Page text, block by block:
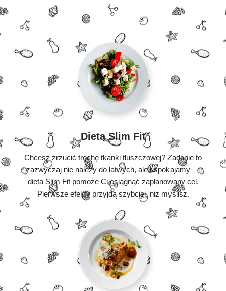
Dieta Slim Fit
Chcesz zrzucić trochę tkanki tłuszczowej? Zadanie to
zazwyczaj nie należy do łatwych, ale uspokajamy —
dieta Slim Fit pomoże Ci osiągnąć zaplanowany cel.
Pierwsze efekty przyjdą szybciej, niż myślisz.